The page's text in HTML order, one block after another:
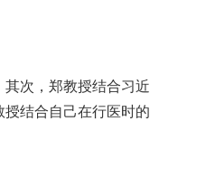
次，郑教授结合习近
结合自己在行医时的